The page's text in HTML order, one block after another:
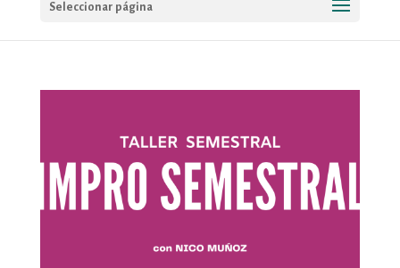
Seleccionar página